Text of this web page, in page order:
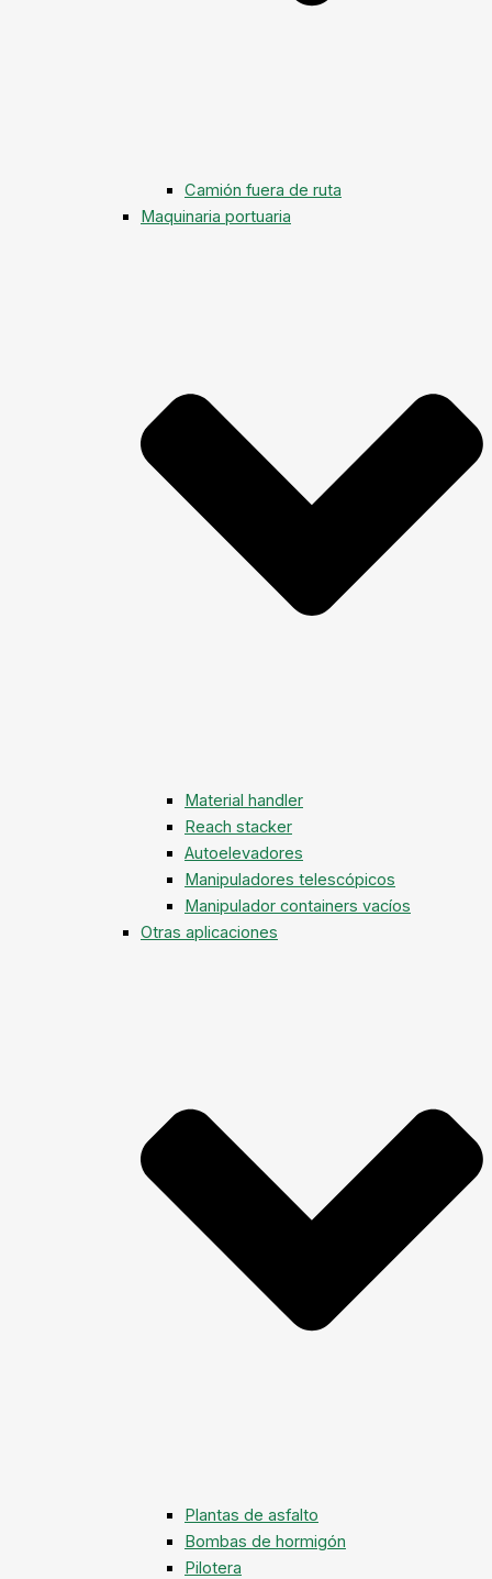
Camión fuera de ruta
Maquinaria portuaria
Material handler
Reach stacker
Autoelevadores
Manipuladores telescópicos
Manipulador containers vacíos
Otras aplicaciones
Plantas de asfalto
Bombas de hormigón
Pilotera